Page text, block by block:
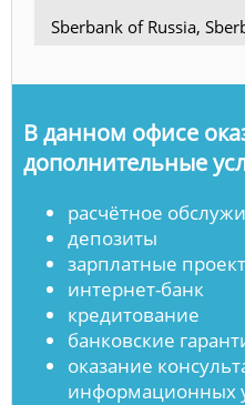
Sberbank of Russia,
В данном офисе
дополнительные
расчётное
депозиты
зарплатные
интернет-банк
кредитование
банковские
оказание
информационных